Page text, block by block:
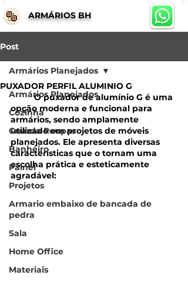
ARMÁRIOS BH
Post
Armários Planejados
Cozinha
Guarda Roupas
Banheiro
Painel
Projetos
Armario embaixo de bancada de
pedra
Sala
Home Office
Materiais
Armários Planejados
PUXADOR PERFIL ALUMINIO G
	O puxador de alumínio G é uma
opção moderna e funcional para
armários, sendo amplamente
utilizado em projetos de móveis
planejados. Ele apresenta diversas
características que o tornam uma
escolha prática e esteticamente
agradável: